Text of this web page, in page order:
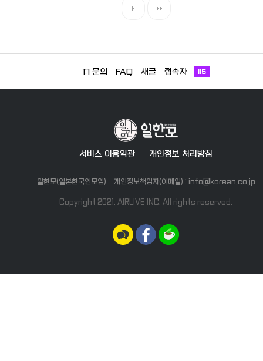
1:1 문의 FAQ 새글 접속자 115
서비스 이용약관 개인정보 처리방침
일한모(일본한국인모임) 개인정보책임자(이메일) : info@korean.co.jp
Copyright 2021. AIRLIVE INC. All rights reserved.